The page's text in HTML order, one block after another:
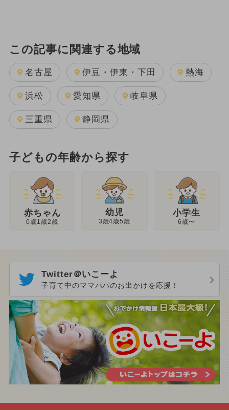
この記事に関連する地域
名古屋 伊豆・伊東・下田 熱海
浜松 愛知県 岐阜県
三重県 静岡県
子どもの年齢から探す
赤ちゃん
0歳1歳2歳
幼児
3歳4歳5歳
小学生
6歳〜
Twitter＠いこーよ
子育て中のママパパのお出かけを応援！